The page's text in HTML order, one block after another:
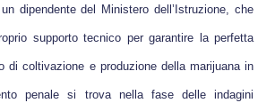
dipendente del Ministero dell’Istruzione, che
supporto tecnico per garantire la perfetta
di coltivazione e produzione della marijuana in
penale si trova nella fase delle indagini